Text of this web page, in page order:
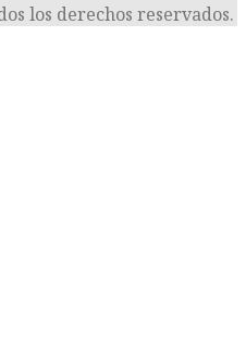
los derechos reservados.